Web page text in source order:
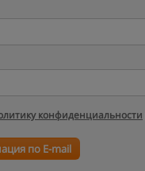
конфиденциальности
по E-mail